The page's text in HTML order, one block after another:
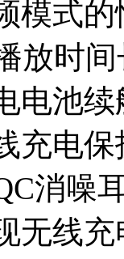
模式
放时
电池
充电
消噪
无线充